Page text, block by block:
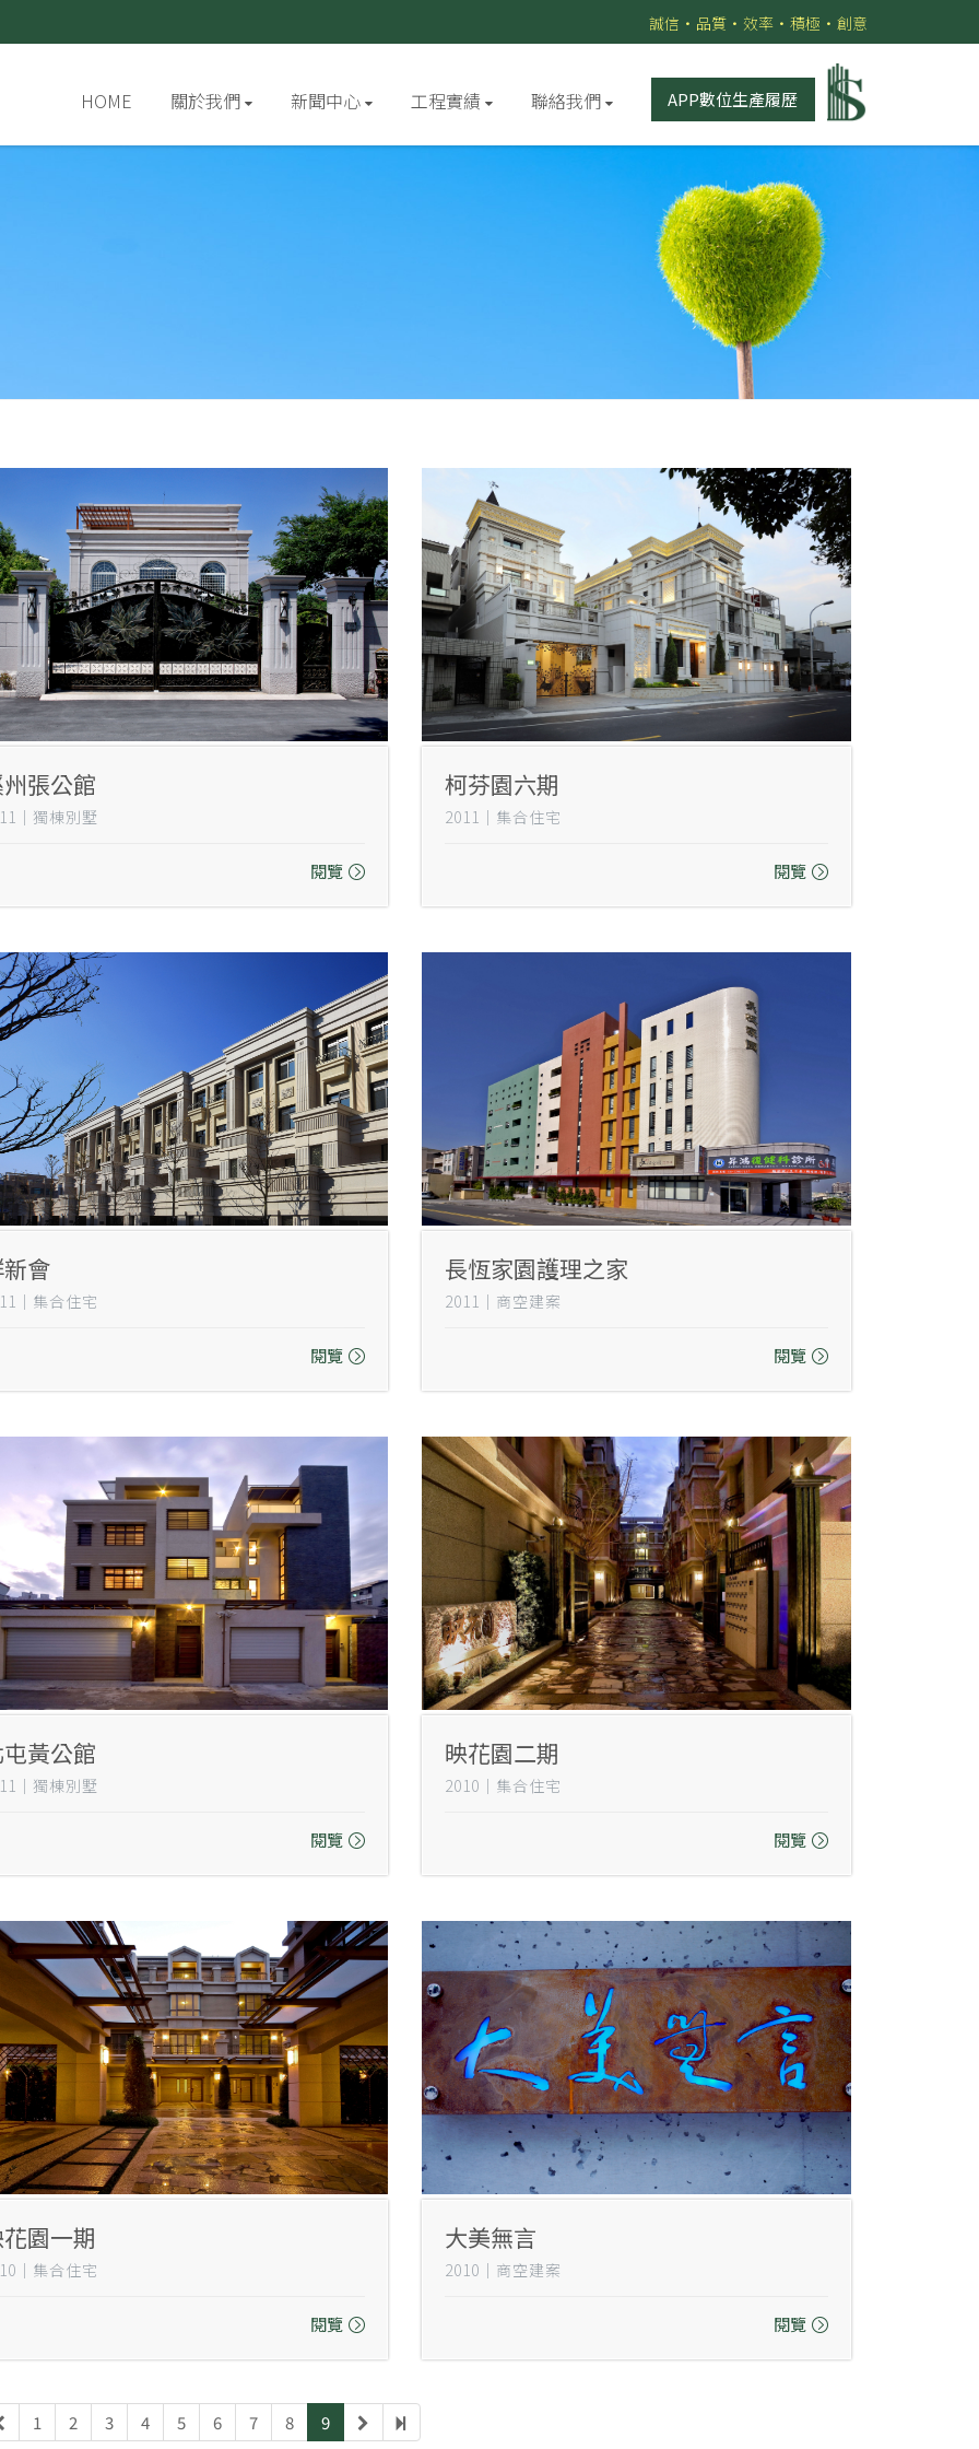
誠信•品質•效率•積極•創意
APP數位生產履歷
HOME 關於我們 新聞中心 工程實績 聯絡我們
張公館
｜獨棟別墅
閱覽
柯芬園六期
2011｜集合住宅
閱覽
會
｜集合住宅
閱覽
長恆家園護理之家
2011｜商空建案
閱覽
黃公館
｜獨棟別墅
閱覽
映花園二期
2010｜集合住宅
閱覽
園一期
｜集合住宅
閱覽
大美無言
2010｜商空建案
閱覽
1 2 3 4 5 6 7 8 9